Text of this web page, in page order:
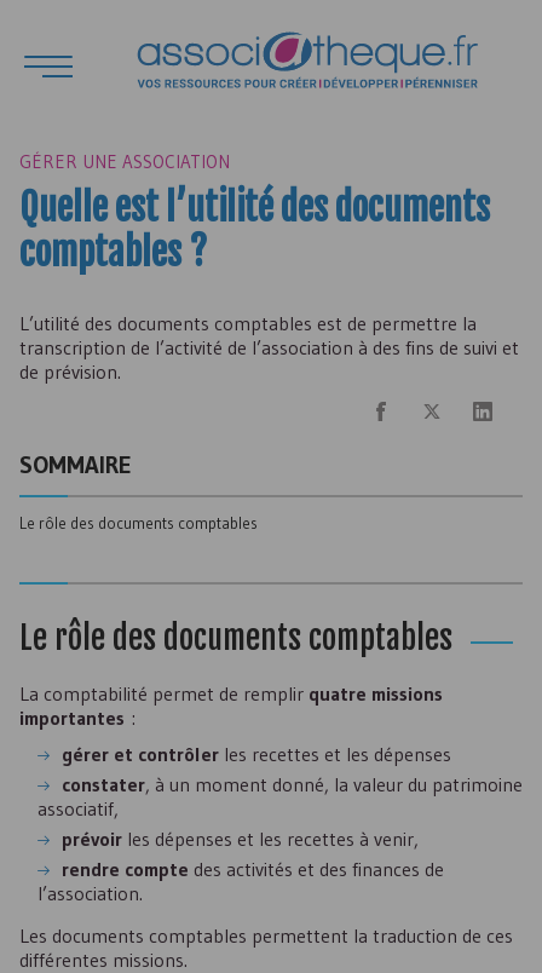
GÉRER UNE ASSOCIATION
Quelle est l’utilité des documents
comptables ?
L’utilité des documents comptables est de permettre la
transcription de l’activité de l’association à des fins de suivi et
de prévision.
SOMMAIRE
Le rôle des documents comptables
Le rôle des documents comptables
La comptabilité permet de remplir quatre missions
importantes :
gérer et contrôler les recettes et les dépenses
constater, à un moment donné, la valeur du patrimoine
associatif,
prévoir les dépenses et les recettes à venir,
rendre compte des activités et des finances de
l’association.
Les documents comptables permettent la traduction de ces
différentes missions.